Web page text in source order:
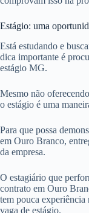
Estágio: uma
Está estudando e
dica importante é
estágio MG.
Mesmo não
o estágio é uma
Para que possa
em Ouro Branco,
da empresa.
O estagiário que
contrato em Ouro
tem pouca experiência
vaga de estágio.